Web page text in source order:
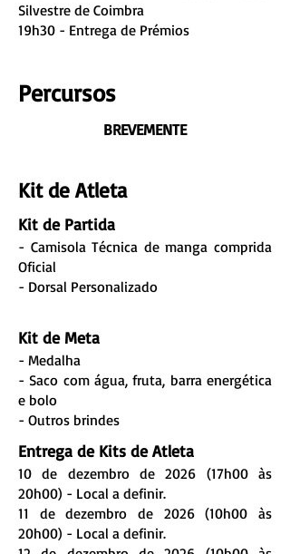
Silvestre de Coimbra
19h30 - Entrega de Prémios
Percursos
BREVEMENTE
Kit de Atleta
Kit de Partida
- Camisola Técnica de manga comprida
Oficial
- Dorsal Personalizado
Kit de Meta
- Medalha
- Saco com água, fruta, barra energética
e bolo
- Outros brindes
Entrega de Kits de Atleta
10 de dezembro de 2026 (17h00 às
20h00) - Local a definir.
11 de dezembro de 2026 (10h00 às
20h00) - Local a definir.